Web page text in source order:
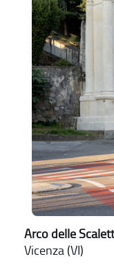
Arco delle
Vicenza (VI)